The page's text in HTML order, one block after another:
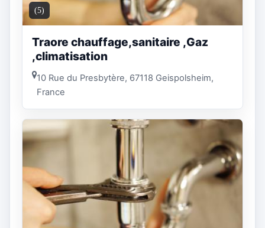
(5)
Traore chauffage,sanitaire ,Gaz
,climatisation
10 Rue du Presbytère, 67118 Geispolsheim,
France